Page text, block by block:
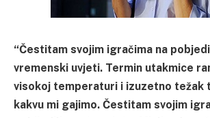
“Čestitam svojim igračima na
vremenski uvjeti. Termin utakmice
visokoj temperaturi i izuzetno težak
kakvu mi gajimo. Čestitam svojim